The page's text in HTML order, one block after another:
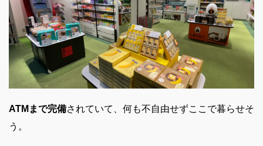
ATMまで完備されていて、何も不自由せずここで暮らせそ
う。